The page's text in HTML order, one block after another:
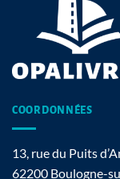
COORDONNÉES
13, rue du Puits
62200 Boulogne-